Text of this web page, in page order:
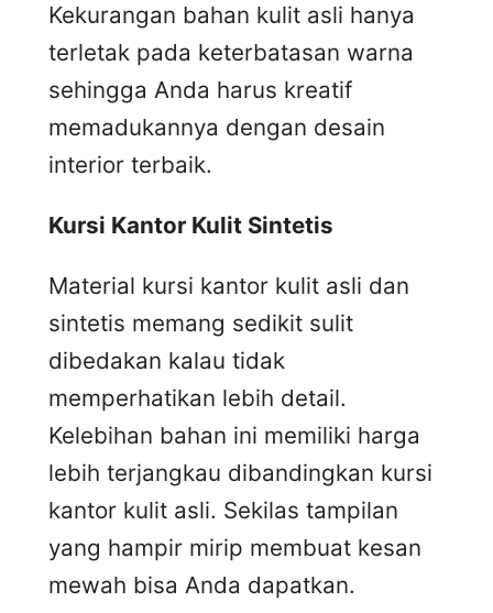
Kekurangan bahan kulit asli hanya
terletak pada keterbatasan warna
sehingga Anda harus kreatif
memadukannya dengan desain
interior terbaik.
Kursi Kantor Kulit Sintetis
Material kursi kantor kulit asli dan
sintetis memang sedikit sulit
dibedakan kalau tidak
memperhatikan lebih detail.
Kelebihan bahan ini memiliki harga
lebih terjangkau dibandingkan kursi
kantor kulit asli. Sekilas tampilan
yang hampir mirip membuat kesan
mewah bisa Anda dapatkan.